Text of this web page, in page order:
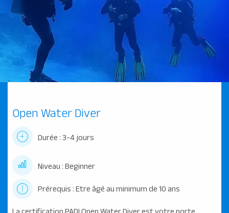
Open Water Diver
Durée : 3-4 jours
Niveau : Beginner
Prérequis : Etre âgé au minimum de 10 ans
La certification PADI Open Water Diver est votre porte